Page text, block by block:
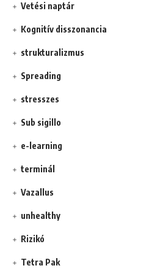
Vetési naptár
Kognitív disszonancia
strukturalizmus
Spreading
stresszes
Sub sigillo
e-learning
terminál
Vazallus
unhealthy
Rizikó
Tetra Pak